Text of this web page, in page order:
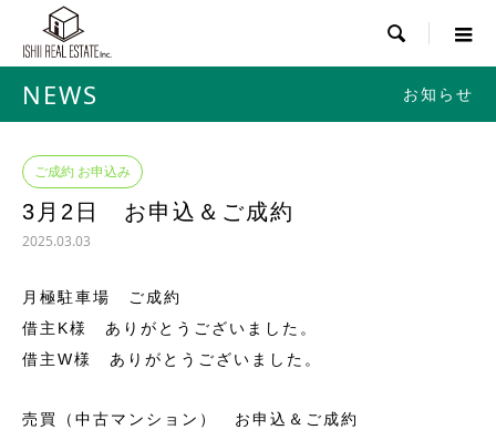

NEWS お知らせ
ご成約 お申込み
3月2日 お申込＆ご成約
2025.03.03
月極駐車場 ご成約
借主K様 ありがとうございました。
借主W様 ありがとうございました。
売買（中古マンション） お申込＆ご成約